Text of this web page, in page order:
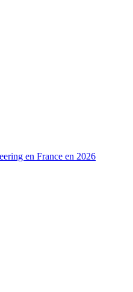
en France en 2026